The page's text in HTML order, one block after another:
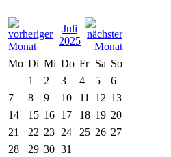
Juli
2025
Mo Di Mi Do Fr Sa So
1
2 3 4 5
6
7
8 9 10 11 12 13
14
15 16 17 18 19 20
21
22 23 24 25 26 27
28
29 30 31